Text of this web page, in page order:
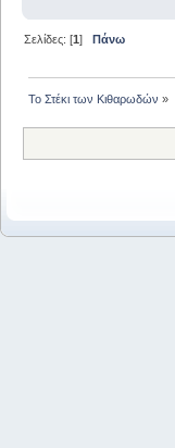
Σελίδες: [1]Πάνω
Το Στέκι των Κιθαρωδών »